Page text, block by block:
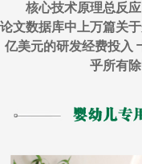
核心技术原理总反
论文数据库中上万篇关
亿美元的研发经费投入
乎所有